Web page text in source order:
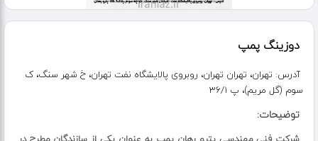
دوزینگ پمپ
آدرس: تهران، تهران تهران، روبروی پالایشگاه نفت تهران، خ شهر سنگ، ک
سوم (گل مریم)، پ 36/1
توضیحات: